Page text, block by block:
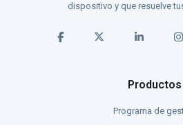
dispositivo y que resuelve
Productos
Programa de